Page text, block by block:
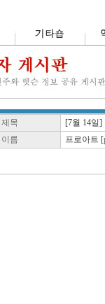
제목
[7월 14일]
이름
프로아트 [